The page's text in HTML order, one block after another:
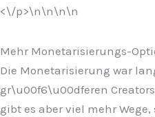
<\/p>\n\n\n\n
Mehr Monetarisierungs-
Die Monetarisierung war
gr\u00f6\u00dferen
gibt es aber viel mehr